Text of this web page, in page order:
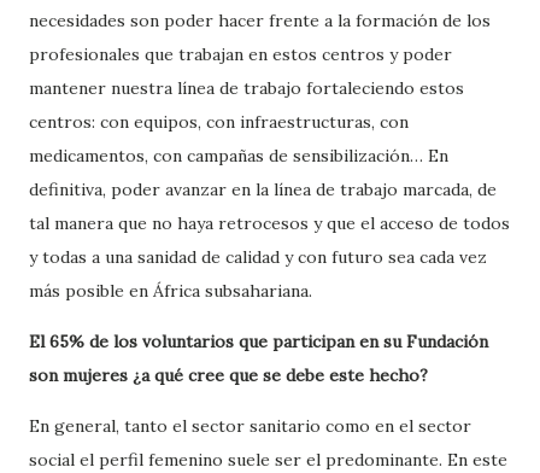
necesidades son poder hacer frente a la formación de los
profesionales que trabajan en estos centros y poder
mantener nuestra línea de trabajo fortaleciendo estos
centros: con equipos, con infraestructuras, con
medicamentos, con campañas de sensibilización… En
definitiva, poder avanzar en la línea de trabajo marcada, de
tal manera que no haya retrocesos y que el acceso de todos
y todas a una sanidad de calidad y con futuro sea cada vez
más posible en África subsahariana.
El 65% de los voluntarios que participan en su Fundación
son mujeres ¿a qué cree que se debe este hecho?
En general, tanto el sector sanitario como en el sector
social el perfil femenino suele ser el predominante. En este